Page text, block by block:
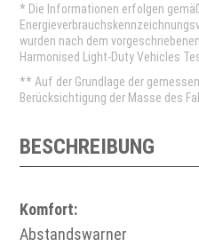
* Die Informationen erfolgen
wurden nach dem
Harmonised Light-Duty Vehicles
** Auf der Grundlage der
Berücksichtigung der Masse des
BESCHREIBUNG
Komfort:
Abstandswarner